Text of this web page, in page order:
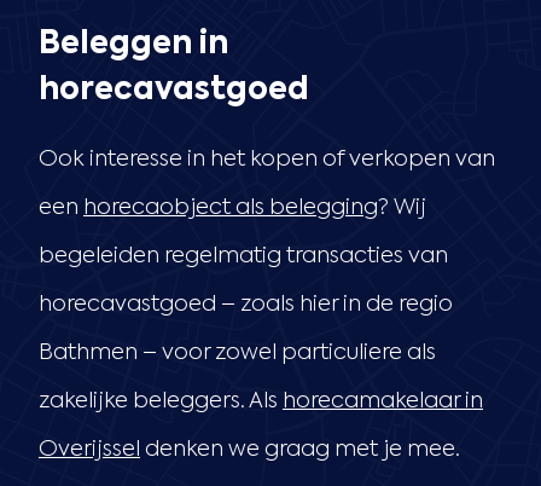
Beleggen in
horecavastgoed
Ook interesse in het kopen of verkopen van
een horecaobject als belegging? Wij
begeleiden regelmatig transacties van
horecavastgoed – zoals hier in de regio
Bathmen – voor zowel particuliere als
zakelijke beleggers. Als horecamakelaar in
Overijssel denken we graag met je mee.